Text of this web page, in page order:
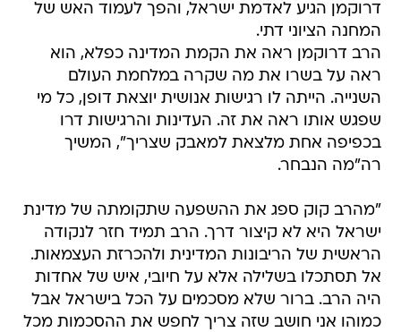
דרוקמן הגיע לאדמת ישראל, והפך לעמוד האש של
המחנה הציוני דתי.
הרב דרוקמן ראה את הקמת המדינה כפלא, הוא
ראה על בשרו את מה שקרה במלחמת העולם
השנייה. הייתה לו רגישות אנושית יוצאת דופן, כל מי
שפגש אותו ראה את זה. העדינות והרגישות דרו
בכפיפה אחת מלצאת למאבק שצריך", המשיך
רה"מה הנבחר.
"מהרב קוק ספג את ההשפעה שתקומתה של מדינת
ישראל היא לא קיצור דרך. הרב תמיד חזר לנקודה
הראשית של הריבונות המדינית ולהכרזת העצמאות.
אל תסתכלו בשלילה אלא על חיובי, איש של אחדות
היה הרב. ברור שלא מסכמים על הכל בישראל אבל
כמוהו אני חושב שזה צריך לחפש את ההסכמות מכל